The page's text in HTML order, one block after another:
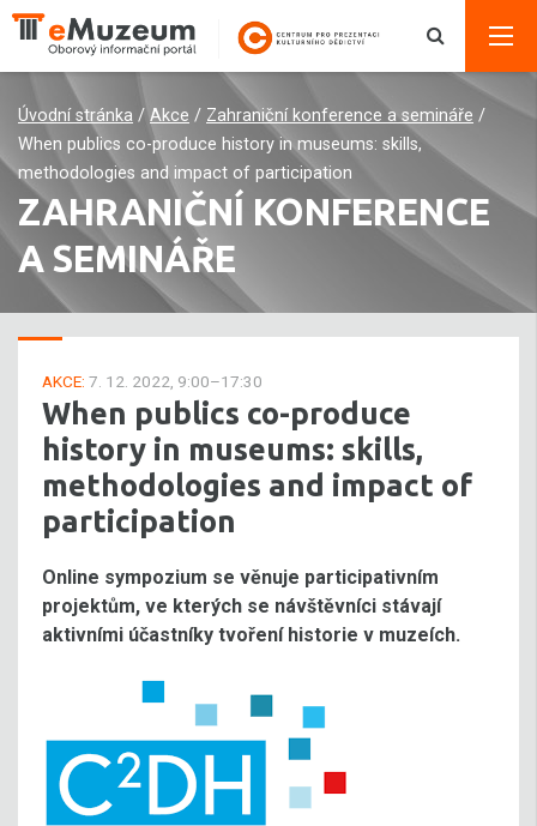
Úvodní stránka / Akce / Zahraniční konference a semináře /
When publics co-produce history in museums: skills,
methodologies and impact of participation
ZAHRANIČNÍ KONFERENCE
A SEMINÁŘE
AKCE: 7. 12. 2022, 9:00–17:30
When publics co-produce
history in museums: skills,
methodologies and impact of
participation
Online sympozium se věnuje participativním
projektům, ve kterých se návštěvníci stávají
aktivními účastníky tvoření historie v muzeích.